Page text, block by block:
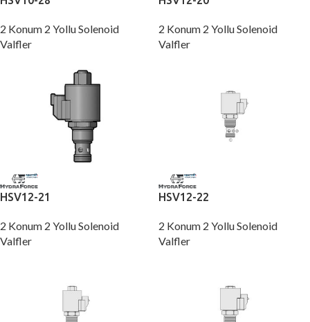
2 Konum 2 Yollu Solenoid
Valfler
2 Konum 2 Yollu Solenoid
Valfler
HSV12-21
2 Konum 2 Yollu Solenoid
Valfler
HSV12-22
2 Konum 2 Yollu Solenoid
Valfler